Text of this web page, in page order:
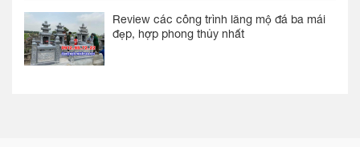
Review các công trình lăng mộ đá ba mái
đẹp, hợp phong thủy nhất